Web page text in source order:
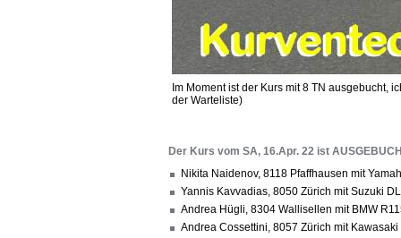
Im Moment ist der Kurs mit 8 TN ausgebucht,
der Warteliste)
Der Kurs vom SA, 16.Apr. 22 ist
Nikita Naidenov, 8118 Pfaffhausen mit
Yannis Kavvadias, 8050 Zürich mit Suzuki
Andrea Hügli, 8304 Wallisellen mit BMW
Andrea Cossettini, 8057 Zürich mit Kawasaki